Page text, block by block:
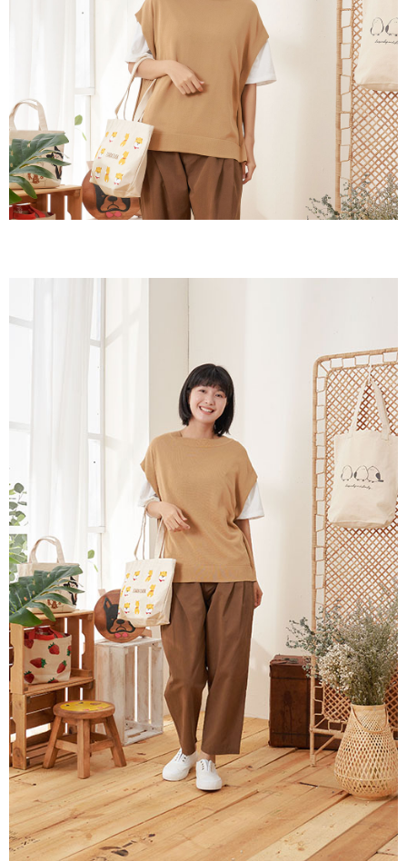
※ 交易是否成功請以「AFTEE先享後付 」之結帳頁面顯示為準，若有關於
是否繳費成功／繳費後需取消欲退款等相關疑問，請聯繫「AFTEE先享後付
https://netprotections.freshdesk.com/support/home
１．透過由恩沛科技股份有限公司提供之「AFTEE先享後付」服務完成之交
易，需依本服務之必要範圍內提供個人資料，並將交易相關給付款項請求債
權轉讓予恩沛科技股份有限公司。
２．關於個人資料處理事宜，請瀏覽以下網址：
https://aftee.tw/terms/#terms3
３．未成年的使用者請事先徵得法定代理人或監護人之同意方可使用
「AFTEE先享後付」，若未經同意申辦者引起之損失，本公司不負相關責
任。
５．嚴禁一人註冊多個帳號或使用他人資訊註冊。若發現惡意使用之情形，
付款後7-11取貨
每筆NT$60，滿NT$2,000(含以上)免運費
黑貓宅急便(包裹尺寸60cm以下)
每筆NT$100，滿NT$2,000(含以上)免運費
黑貓宅急便(包裹尺寸90cm以下)
每筆NT$140，滿NT$2,000(含以上)免運費